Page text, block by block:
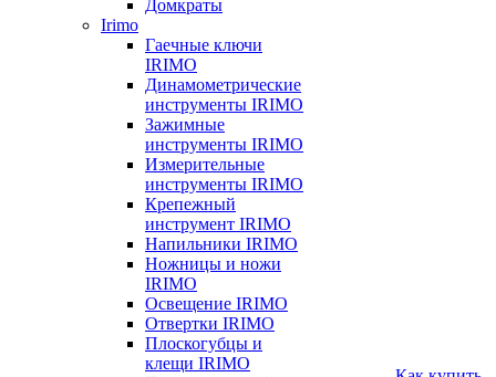
Домкраты
Irimo
Гаечные ключи
IRIMO
Динамометрические
инструменты IRIMO
Зажимные
инструменты IRIMO
Измерительные
инструменты IRIMO
Крепежный
инструмент IRIMO
Напильники IRIMO
Ножницы и ножи
IRIMO
Освещение IRIMO
Отвертки IRIMO
Плоскогубцы и
клещи IRIMO